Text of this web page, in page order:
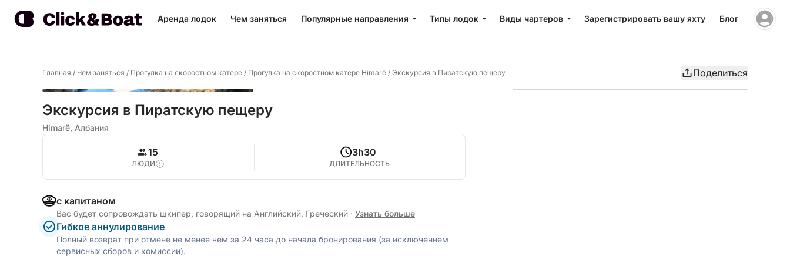
Аренда лодок Чем заняться Популярные направления Типы лодок Виды чартеров Зарегистрировать вашу яхту Блог
Главная / Чем заняться / Прогулка на скоростном катере / Прогулка на скоростном катере Himarë / Экскурсия в Пиратскую пещеру Поделиться
Экскурсия в Пиратскую пещеру
Himarë, Албания
15
ЛЮДИ
3h30
ДЛИТЕЛЬНОСТЬ
с капитаном
Вас будет сопровождать шкипер, говорящий на Английский, Греческий · Узнать больше
Гибкое аннулирование
Полный возврат при отмене не менее чем за 24 часа до начала бронирования (за исключением
сервисных сборов и комиссии).